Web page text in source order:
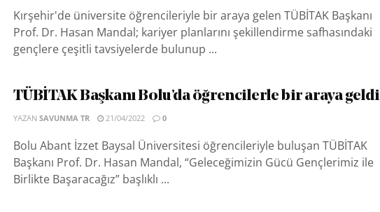
Kırşehir'de üniversite öğrencileriyle bir araya gelen TÜBİTAK Başkanı
Prof. Dr. Hasan Mandal; kariyer planlarını şekillendirme safhasındaki
gençlere çeşitli tavsiyelerde bulunup ...
TÜBİTAK Başkanı Bolu’da öğrencilerle bir araya geldi
YAZAN SAVUNMA TR 21/04/2022 0
Bolu Abant İzzet Baysal Üniversitesi öğrencileriyle buluşan TÜBİTAK
Başkanı Prof. Dr. Hasan Mandal, “Geleceğimizin Gücü Gençlerimiz ile
Birlikte Başaracağız” başlıklı ...